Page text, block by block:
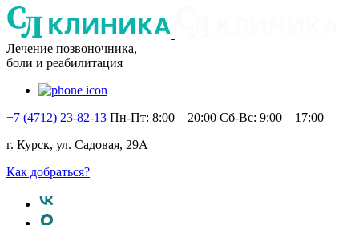
Лечение позвоночника,
боли и реабилитация
+7 (4712) 23-82-13 Пн-Пт: 8:00 – 20:00 Сб-Вс: 9:00 – 17:00
г. Курск, ул. Садовая, 29А
Как добраться?